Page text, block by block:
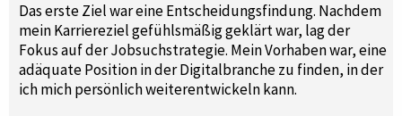
Das erste Ziel war eine Entscheidungsfindung. Nachdem
mein Karriereziel gefühlsmäßig geklärt war, lag der
Fokus auf der Jobsuchstrategie. Mein Vorhaben war, eine
adäquate Position in der Digitalbranche zu finden, in der
ich mich persönlich weiterentwickeln kann.